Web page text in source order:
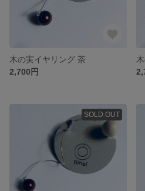
木の実イヤリング 茶
2,700円
SOLD OUT